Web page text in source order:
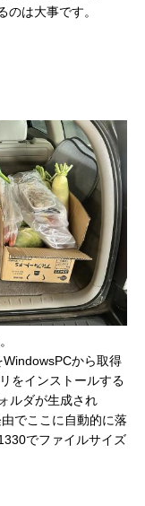
のは大事です。
から取得
をインストールする
ルダが生成され
でここに自動的に落
でファイルサイズ